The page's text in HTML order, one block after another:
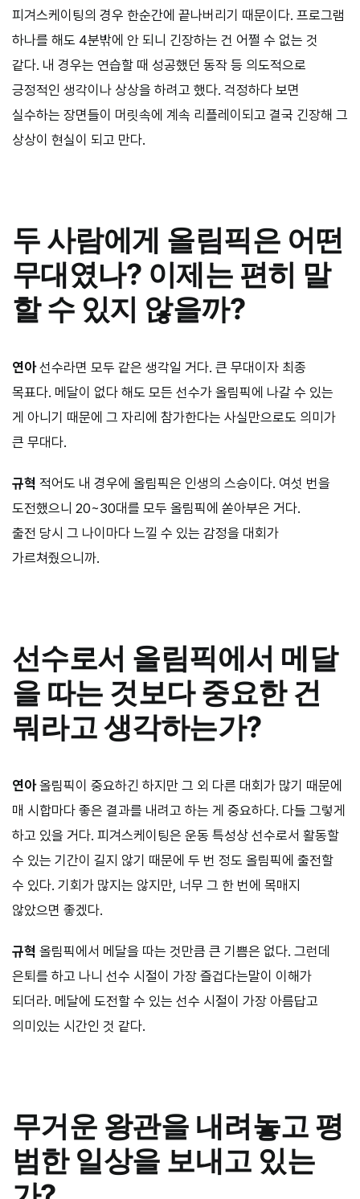
피겨스케이팅의 경우 한순간에 끝나버리기 때문이다. 프로그램
하나를 해도 4분밖에 안 되니 긴장하는 건 어쩔 수 없는 것
같다. 내 경우는 연습할 때 성공했던 동작 등 의도적으로
긍정적인 생각이나 상상을 하려고 했다. 걱정하다 보면
실수하는 장면들이 머릿속에 계속 리플레이되고 결국 긴장해 그
상상이 현실이 되고 만다.
두 사람에게 올림픽은 어떤
무대였나? 이제는 편히 말
할 수 있지 않을까?
연아선수라면 모두 같은 생각일 거다. 큰 무대이자 최종
목표다. 메달이 없다 해도 모든 선수가 올림픽에 나갈 수 있는
게 아니기 때문에 그 자리에 참가한다는 사실만으로도 의미가
큰 무대다.
규혁 적어도 내 경우에 올림픽은 인생의 스승이다. 여섯 번을
도전했으니 20~30대를 모두 올림픽에 쏟아부은 거다.
출전 당시 그 나이마다 느낄 수 있는 감정을 대회가
가르쳐줬으니까.
선수로서 올림픽에서 메달
을 따는 것보다 중요한 건
뭐라고 생각하는가?
연아올림픽이 중요하긴 하지만 그 외 다른 대회가 많기 때문에
매 시합마다 좋은 결과를 내려고 하는 게 중요하다. 다들 그렇게
하고 있을 거다. 피겨스케이팅은 운동 특성상 선수로서 활동할
수 있는 기간이 길지 않기 때문에 두 번 정도 올림픽에 출전할
수 있다. 기회가 많지는 않지만, 너무 그 한 번에 목매지
않았으면 좋겠다.
규혁 올림픽에서 메달을 따는 것만큼 큰 기쁨은 없다. 그런데
은퇴를 하고 나니 선수 시절이 가장 즐겁다는말이 이해가
되더라. 메달에 도전할 수 있는 선수 시절이 가장 아름답고
의미있는 시간인 것 같다.
무거운 왕관을 내려놓고 평
범한 일상을 보내고 있는